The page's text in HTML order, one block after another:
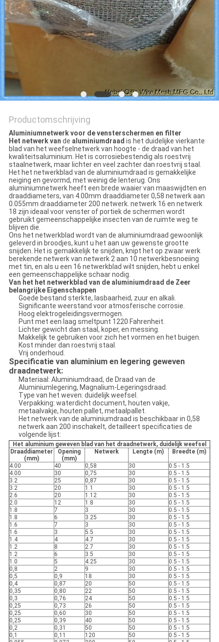
Productomschrijving
Aluminiumnetwerk voor de vensterschermen en filter
Het netwerk van de aluminiumdraad is het duidelijke vierkante
blad van het weefselnetwerk van hoogte - de draad van het
kwaliteitsaluminium. Het is corrosiebestendig als roestvrij
staalnetwerk, maar lichter en veel zachter dan roestvrij staal.
Het het netwerkblad van de aluminiumdraad is gemakkelijke
neiging en gevormd, met weinig de lenterug. Ons
aluminiumnetwerk heeft een brede waaier van maaswijdten en
draaddiameters, van 4.00mm draaddiameter 0,58 netwerk aan
0.055mm draaddiameter 200 netwerk. netwerk 16 en netwerk
18 zijn ideaal voor venster of portiek de schermen wordt
gebruikt gemeenschappelijke insecten van de ruimte weg te
blijven die.
Ons het netwerkblad wordt van de aluminiumdraad gewoonlijk
geleverd in broodjes, kunt u het aan uw gewenste grootte
snijden. Het is gemakkelijk te snijden, knipt het op zwaar werk
berekende netwerk van netwerk 2 aan 10 netwerkbesnoeiing
met tin, en als u een 16 netwerkblad wilt snijden, hebt u enkel
een gemeenschappelijke schaar nodig.
Van het het netwerkblad van de aluminiumdraad de Zeer
belangrijke Eigenschappen
Goede bestand sterkte, lasbaarheid, zuur en alkali.
Significante weerstand voor atmosferische corrosie.
Hoog elektrogeleidingsvermogen.
Punt met een laag smeltpunt 1220 Fahrenheit.
Lichter gewicht dan staal, koper, en messing.
Makkelijk te gebruiken voor zich het vormen en het buigen.
Kost minder dan roestvrij staal.
Vrij onderhoud.
Specificatie van aluminium en legering geweven
draadnetwerk:
Materiaal: Aluminiumdraad, de Draad van de
Aluminiumlegering, Magnalium-Legeringsdraad.
Type van het weven: duidelijk weefsel.
Verpakking: waterdicht document, houten vakje,
metaalvakje, houten pallet, metaalpallet.
Het netwerk van de aluminiumdraad is beschikbaar in 0,58
netwerk aan 200 inschakelt, detailleert specificaties de
volgende lijst:
Het aluminium geweven blad van het draadnetwerk, duidelijk weefsel
Draaddiameter
(mm)
Opening
(mm)
Netwerk Lengte (m) Breedte (m)
4.00 40 0,58 30
0.5 - 1.5
4.00
30 0,75 30
0.5 - 1.5
3.2
25 0,87 30
0.5 - 1.5
3.2
20 1.1 30
0.5 - 1.5
2.6
20 1.12 30
0.5 - 1.5
2.0
12 1.8 30
0.5 - 1.5
1.8
7 3 30
0.5 - 1.5
1.8
6 3.25 30
0.5 - 1.5
1.6
7 3 30
0.5 - 1.5
1.6
3 5.5 30
0.5 - 1.5
1.4
4 4.7 30
0.5 - 1.5
1.2
8 2.7 30
0.5 - 1.5
1.2
6 3.5 30
0.5 - 1.5
1.0
5 4.25 30
0.5 - 1.5
0,8
2 9 30
0.5 - 1.5
0,5
0,9 18 30
0.5 - 1.5
0,4
0,87 20 50
0.5 - 1.5
0,35
0,80 22 50
0.5 - 1.5
0,3
0,76 24 50
0.5 - 1.5
0,25
0,73 26 50
0.5 - 1.5
0,25
0,60 30 50
0.5 - 1.5
0,25
0,39 40 50
0.5 - 1.5
0,2
0,31 50 50
0.5 - 1.5
0,1
0,11 120 50
0.5 - 1.5